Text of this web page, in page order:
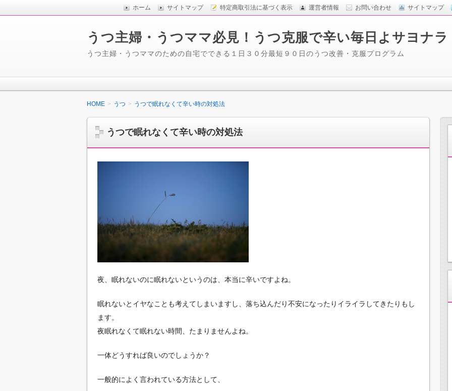
特定商取引法に基づく表示 運営者情報 お問い合わせ サイトマップ
ホーム サイトマップ
うつ主婦・うつママ必見！うつ克服で辛い毎日よサヨナラ
うつ主婦・うつママのための自宅でできる１日３０分最短９０日のうつ改善・克服プログラム
HOME うつ うつで眠れなくて辛い時の対処法
うつで眠れなくて辛い時の対処法
夜、眠れないのに眠れないというのは、本当に辛いですよね。
眠れないとイヤなことも考えてしまいますし、落ち込んだり不安になったりイライラしてきたりもし
ます。
夜眠れなくて眠れない時間、たまりませんよね。
一体どうすれば良いのでしょうか？
一般的によく言われている方法として、